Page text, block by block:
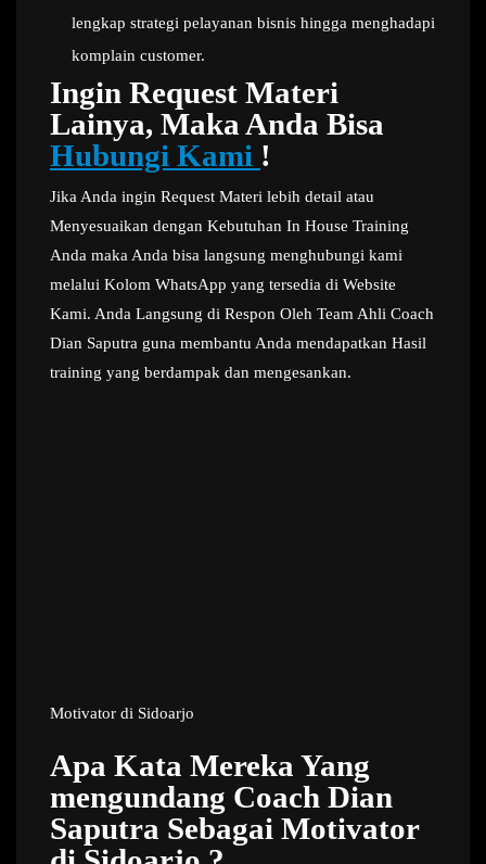
lengkap strategi pelayanan bisnis hingga menghadapi
komplain customer.
Ingin Request Materi
Lainya, Maka Anda Bisa
Hubungi Kami !
Jika Anda ingin Request Materi lebih detail atau
Menyesuaikan dengan Kebutuhan In House Training
Anda maka Anda bisa langsung menghubungi kami
melalui Kolom WhatsApp yang tersedia di Website
Kami. Anda Langsung di Respon Oleh Team Ahli Coach
Dian Saputra guna membantu Anda mendapatkan Hasil
training yang berdampak dan mengesankan.
Motivator di Sidoarjo
Apa Kata Mereka Yang
mengundang Coach Dian
Saputra Sebagai Motivator